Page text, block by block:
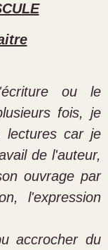
ou le
fois, je
car je
de l'auteur,
ouvrage par
l'expression
accrocher du